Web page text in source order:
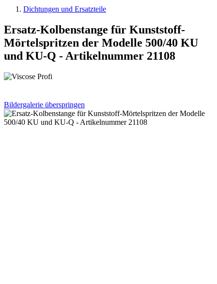
Dichtungen und Ersatzteile
Ersatz-Kolbenstange für Kunststoff-
Mörtelspritzen der Modelle 500/40 KU
und KU-Q - Artikelnummer 21108
Bildergalerie überspringen